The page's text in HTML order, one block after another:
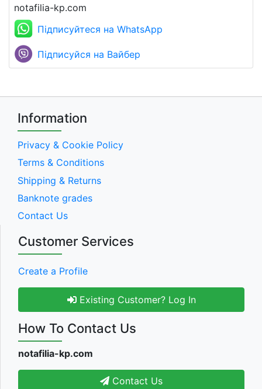
notafilia-kp.com
Підписуйтеся на WhatsApp
Підписуйся на Вайбер
Information
Privacy & Cookie Policy
Terms & Conditions
Shipping & Returns
Banknote grades
Contact Us
Customer Services
Create a Profile
Existing Customer? Log In
How To Contact Us
notafilia-kp.com
Contact Us